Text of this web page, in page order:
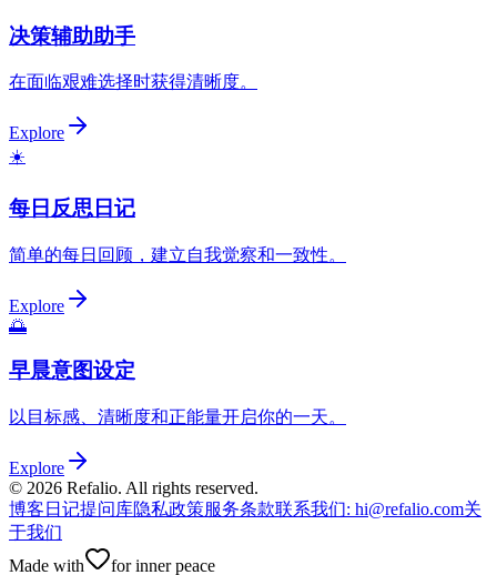
决策辅助助手
在面临艰难选择时获得清晰度。
Explore
☀️
每日反思日记
简单的每日回顾，建立自我觉察和一致性。
Explore
🌅
早晨意图设定
以目标感、清晰度和正能量开启你的一天。
Explore
© 2026 Refalio. All rights reserved.
博客 日记提问库隐私政策服务条款联系我们: hi@refalio.com关
于我们
Made with
for inner peace